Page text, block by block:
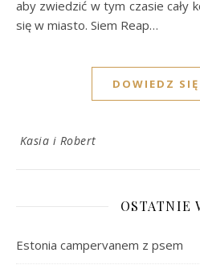
aby zwiedzić w tym czasie cały
się w miasto. Siem Reap…
DOWIEDZ SIĘ
Kasia i Robert
OSTATNIE
Estonia campervanem z psem